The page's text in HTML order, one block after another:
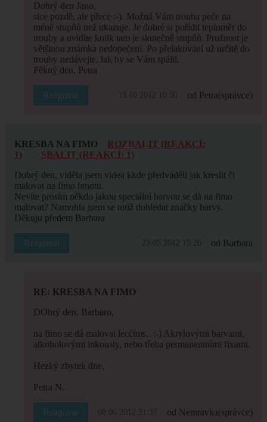
Dobrý den Jano,
sice pozdě, ale přece :-). Možná Vám trouba peče na
méně stupňů než ukazuje. Je dobré si pořídit teploměr do
trouby a uvidíte kolik tam je skutečně stupňů. Pružnost je
většinou známka nedopečení. Po přelakování už určitě do
trouby nedávejte, lak by se Vám spálil.
Pěkný den, Petra
Reagovat 16.10.2012 10:50 od Petra(správce)
KRESBA NA FIMO
ROZBALIT (REAKCÍ:
1)
SBALIT (REAKCÍ: 1)
Dobrý den, viděla jsem videa kkde předváděli jak kreslit či
malovat na fimo hmotu.
Nevíte prosím někdo jakou speciální barvou se dá na fimo
malovat? Namohla jsem se totiž dohledat značky barvy.
Děkuju předem Barbara
Reagovat 23.05.2012 15:26 od Barbara
RE: KRESBA NA FIMO
DObrý den, Barbaro,
na fimo se dá malovat lecčíms.. :-) Akrylovými barvami,
alkoholovými inkousty, nebo třeba permanentními fixami.
Hezký zbytek dne,
Petra N.
Reagovat 08.06.2012 21:37 od Nemravka(správce)